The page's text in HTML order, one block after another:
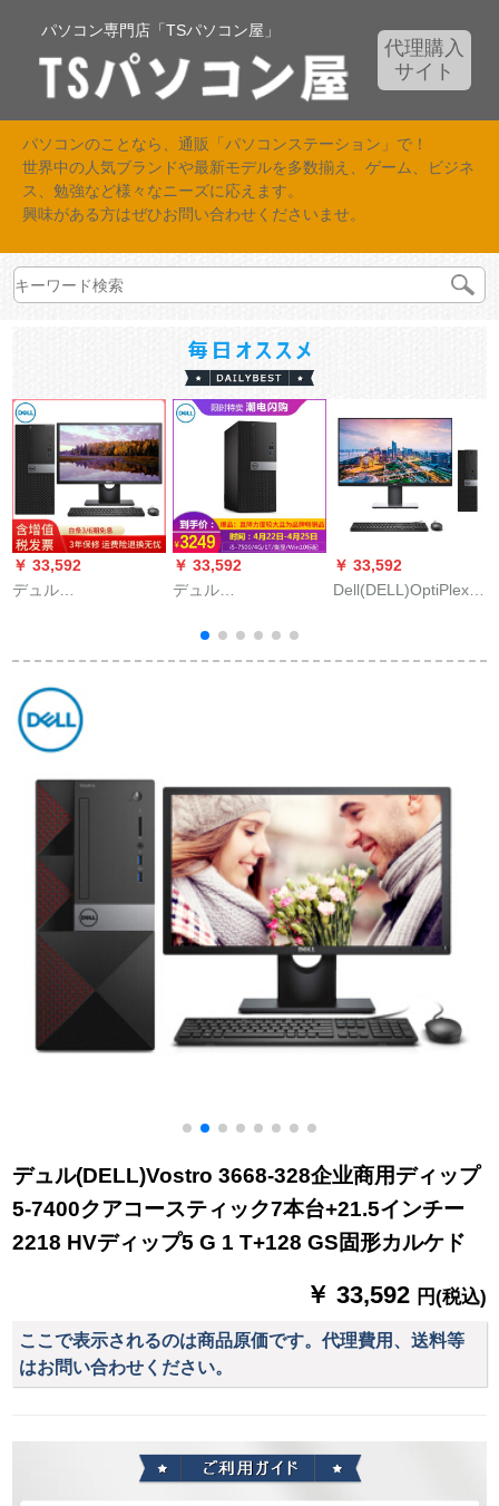
パソコン専門店「TSパソコン屋」
代理購入
サイト
パソコンのことなら、通販「パソコンステーション」で！
世界中の人気ブランドや最新モデルを多数揃え、ゲーム、ビジネ
ス、勉強など様々なニーズに応えます。
興味がある方はぜひお問い合わせくださいませ。
￥ 33,592
デュル
ュネ用デュスホーピ
ンピジュイ7-8700本
台+E 2417 H 23.8イ
ンディ16 Gメモリ
Ti-4 G
￥ 33,592
デュル
MT商业ディップ完成
机iゲーム5/8 G/1
￥ 33,592
Dell(DELL)OptiPlex
ルバムセミコン本台i
デュル(DELL)Vostro 3668-328企业商用ディップ
5-7400クアコースティック7本台+21.5インチー
2218 HVディップ5 G 1 T+128 GS固形カルケド
￥ 33,592 円(税込)
ここで表示されるのは商品原価です。代理費用、送料等
はお問い合わせください。